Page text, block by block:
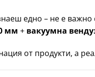
едно – не е
мм + вакуумна
от продукти, а